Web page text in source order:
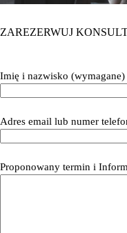
ZAREZERWUJ
Imię i nazwisko (wymagane)
Adres email lub numer
Proponowany termin i